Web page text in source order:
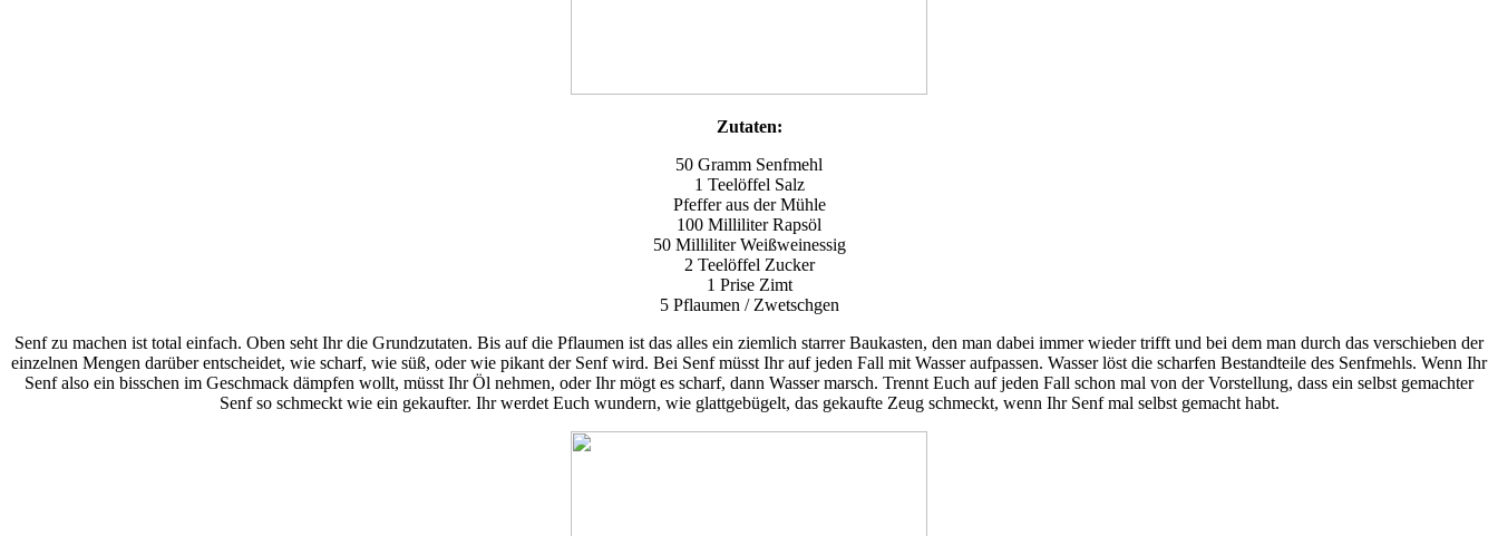
Zutaten:
50 Gramm Senfmehl
1 Teelöffel Salz
Pfeffer aus der Mühle
100 Milliliter Rapsöl
50 Milliliter Weißweinessig
2 Teelöffel Zucker
1 Prise Zimt
5 Pflaumen / Zwetschgen
Senf zu machen ist total einfach. Oben seht Ihr die Grundzutaten. Bis auf die Pflaumen ist das alles ein ziemlich starrer Baukasten, den man dabei immer wieder trifft und bei dem man durch das verschieben der
einzelnen Mengen darüber entscheidet, wie scharf, wie süß, oder wie pikant der Senf wird. Bei Senf müsst Ihr auf jeden Fall mit Wasser aufpassen. Wasser löst die scharfen Bestandteile des Senfmehls. Wenn Ihr
Senf also ein bisschen im Geschmack dämpfen wollt, müsst Ihr Öl nehmen, oder Ihr mögt es scharf, dann Wasser marsch. Trennt Euch auf jeden Fall schon mal von der Vorstellung, dass ein selbst gemachter
Senf so schmeckt wie ein gekaufter. Ihr werdet Euch wundern, wie glattgebügelt, das gekaufte Zeug schmeckt, wenn Ihr Senf mal selbst gemacht habt.